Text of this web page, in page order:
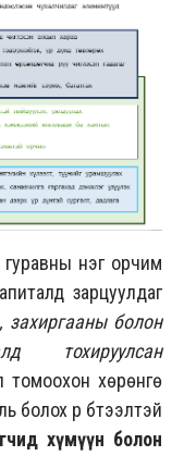
нэг орчим
зарцуулдаг
захиргааны болон
тохируулсан
хөрөнгө
болох үр бүтээлтэй
хүмүүн болон